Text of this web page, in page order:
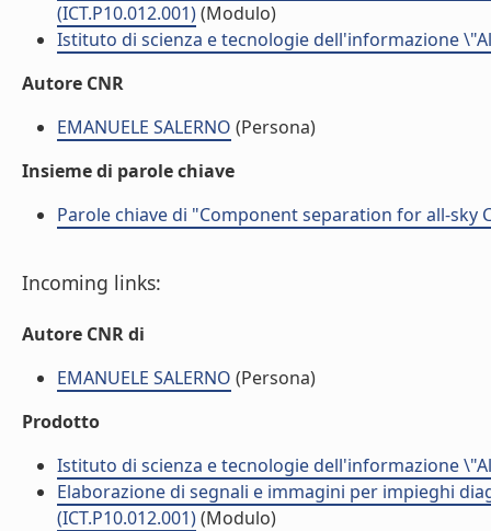
(ICT.P10.012.001)(Modulo)
Istituto di scienza e tecnologie dell'informazione
Autore CNR
EMANUELE SALERNO (Persona)
Insieme di parole chiave
Parole chiave di "Component separation for all-sky
Incoming links:
Autore CNR di
EMANUELE SALERNO (Persona)
Prodotto
Istituto di scienza e tecnologie dell'informazione
Elaborazione di segnali e immagini per impieghi
(ICT.P10.012.001)(Modulo)